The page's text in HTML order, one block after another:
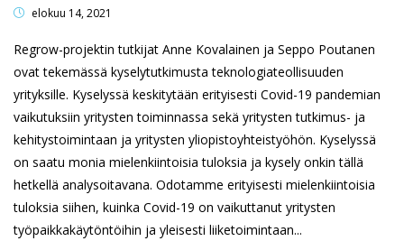
elokuu 14, 2021
Regrow-projektin tutkijat Anne Kovalainen ja Seppo Poutanen
ovat tekemässä kyselytutkimusta teknologiateollisuuden
yrityksille. Kyselyssä keskitytään erityisesti Covid-19 pandemian
vaikutuksiin yritysten toiminnassa sekä yritysten tutkimus- ja
kehitystoimintaan ja yritysten yliopistoyhteistyöhön. Kyselyssä
on saatu monia mielenkiintoisia tuloksia ja kysely onkin tällä
hetkellä analysoitavana. Odotamme erityisesti mielenkiintoisia
tuloksia siihen, kuinka Covid-19 on vaikuttanut yritysten
työpaikkakäytöntöihin ja yleisesti liiketoimintaan...